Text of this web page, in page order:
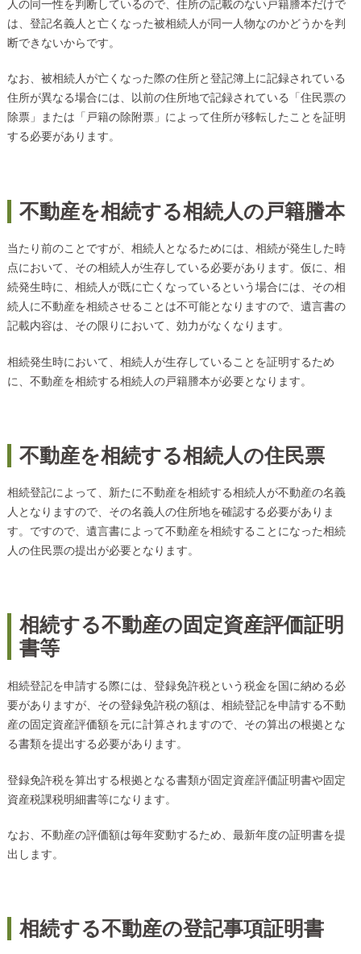
人の同一性を判断しているので、住所の記載のない戸籍謄本だけで
は、登記名義人と亡くなった被相続人が同一人物なのかどうかを判
断できないからです。
なお、被相続人が亡くなった際の住所と登記簿上に記録されている
住所が異なる場合には、以前の住所地で記録されている「住民票の
除票」または「戸籍の除附票」によって住所が移転したことを証明
する必要があります。
不動産を相続する相続人の戸籍謄本
当たり前のことですが、相続人となるためには、相続が発生した時
点において、その相続人が生存している必要があります。仮に、相
続発生時に、相続人が既に亡くなっているという場合には、その相
続人に不動産を相続させることは不可能となりますので、遺言書の
記載内容は、その限りにおいて、効力がなくなります。
相続発生時において、相続人が生存していることを証明するため
に、不動産を相続する相続人の戸籍謄本が必要となります。
不動産を相続する相続人の住民票
相続登記によって、新たに不動産を相続する相続人が不動産の名義
人となりますので、その名義人の住所地を確認する必要がありま
す。ですので、遺言書によって不動産を相続することになった相続
人の住民票の提出が必要となります。
相続する不動産の固定資産評価証明
書等
相続登記を申請する際には、登録免許税という税金を国に納める必
要がありますが、その登録免許税の額は、相続登記を申請する不動
産の固定資産評価額を元に計算されますので、その算出の根拠とな
る書類を提出する必要があります。
登録免許税を算出する根拠となる書類が固定資産評価証明書や固定
資産税課税明細書等になります。
なお、不動産の評価額は毎年変動するため、最新年度の証明書を提
出します。
相続する不動産の登記事項証明書